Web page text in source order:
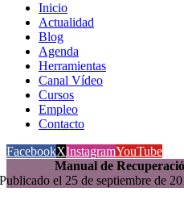
Inicio
Actualidad
Blog
Agenda
Herramientas
Canal Vídeo
Cursos
Empleo
Contacto
FacebookXInstagramYouTube
Manual de
Publicado el 25 de septiembre de